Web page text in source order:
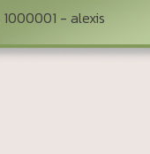
1000001 - alexis